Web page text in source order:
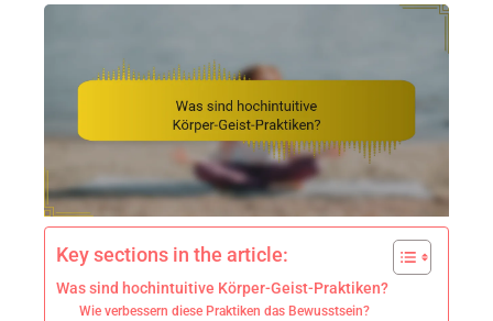
Key sections in the article:
Was sind hochintuitive Körper-Geist-Praktiken?
Wie verbessern diese Praktiken das Bewusstsein?